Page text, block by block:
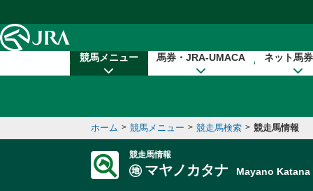
競馬メニュー 馬券・JRA-UMACA ネット馬
ホーム > 競馬メニュー > 競走馬検索 > 競走馬情報
競走馬情報
マヤノカタナ Mayano Katana